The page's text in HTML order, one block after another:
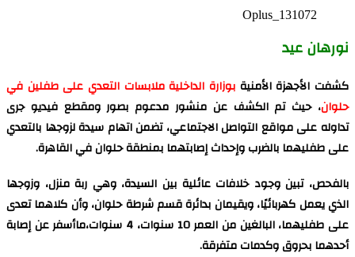
Oplus_131072
نورهان عيد
كشفت الأجهزة الأمنية بوزارة الداخلية ملابسات التعدي على طفلين في
حلوان، حيث تم الكشف عن منشور مدعوم بصور ومقطع فيديو جرى
تداوله على مواقع التواصل الاجتماعي، تضمن اتهام سيدة لزوجها بالتعدي
على طفليهما بالضرب وإحداث إصابتهما بمنطقة حلوان في القاهرة.
بالفحص، تبين وجود خلافات عائلية بين السيدة، وهي ربة منزل، وزوجها
الذي يعمل كهربائيًا، ويقيمان بدائرة قسم شرطة حلوان، وأن كلاهما تعدى
على طفليهما، البالغين من العمر 10 سنوات، 4 سنوات،ماأسفر عن إصابة
أحدهما بحروق وكدمات متفرقة.